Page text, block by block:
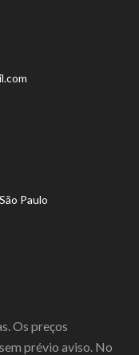
Paulo
Os preços
prévio aviso. No